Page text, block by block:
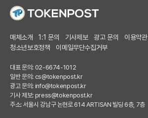
매체소개 1:1 문의 기사제보 광고 문의 이용약관
청소년보호정책
이메일무단수집거부
대표 문의: 02-6674-1012
일반 문의: cs@tokenpost.kr
광고 문의: info@tokenpost.kr
기사 제보: press@tokenpost.kr
주소: 서울시 강남구 논현로 614 ARTISAN 빌딩 6층, 7층